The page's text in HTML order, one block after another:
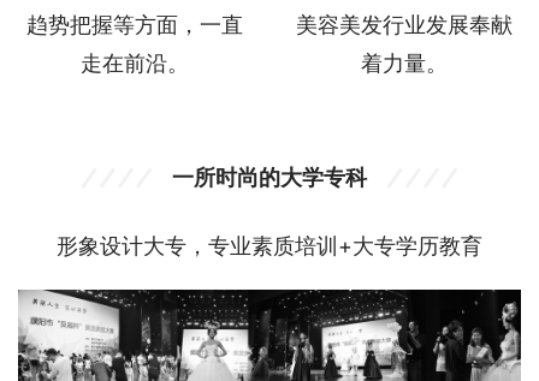
趋势把握等方面，一直
走在前沿。
美容美发行业发展奉献
着力量。
一所时尚的大学专科
形象设计大专，专业素质培训+大专学历教育